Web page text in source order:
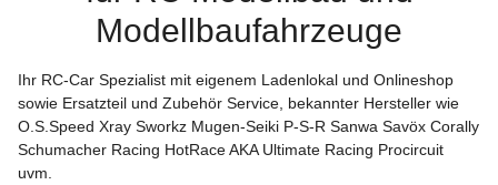
Modellbaufahrzeuge
Ihr RC-Car Spezialist mit eigenem Ladenlokal und Onlineshop
sowie Ersatzteil und Zubehör Service, bekannter Hersteller wie
O.S.Speed Xray Sworkz Mugen-Seiki P-S-R Sanwa Savöx Corally
Schumacher Racing HotRace AKA Ultimate Racing Procircuit
uvm.